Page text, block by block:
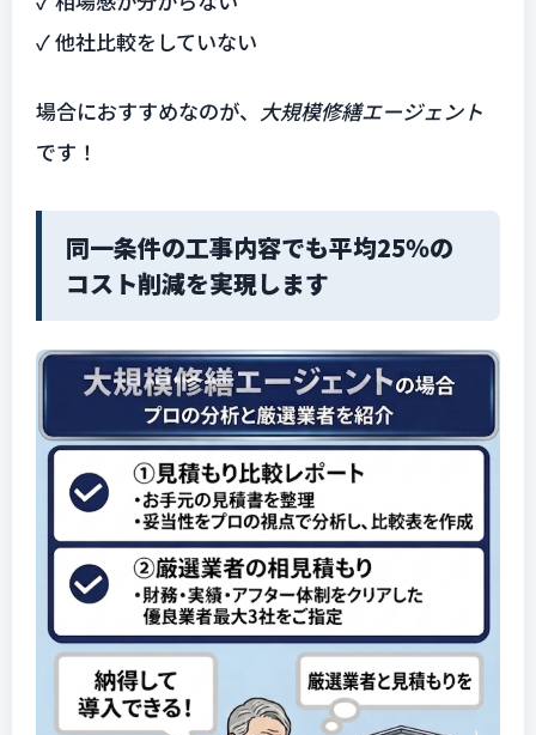
✓ 他社比較をしていない
場合におすすめなのが、 大規模修繕エージェント
です！
同一条件の工事内容でも平均25％の
コスト削減を実現します